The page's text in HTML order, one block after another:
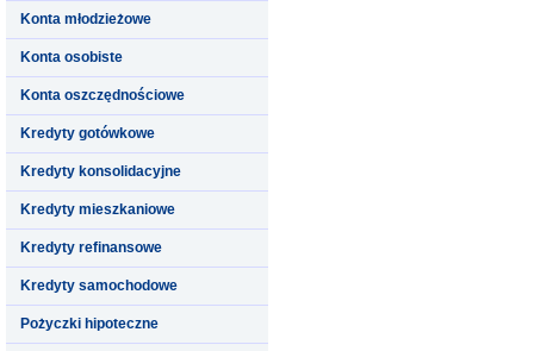
Konta młodzieżowe
Konta osobiste
Konta oszczędnościowe
Kredyty gotówkowe
Kredyty konsolidacyjne
Kredyty mieszkaniowe
Kredyty refinansowe
Kredyty samochodowe
Pożyczki hipoteczne